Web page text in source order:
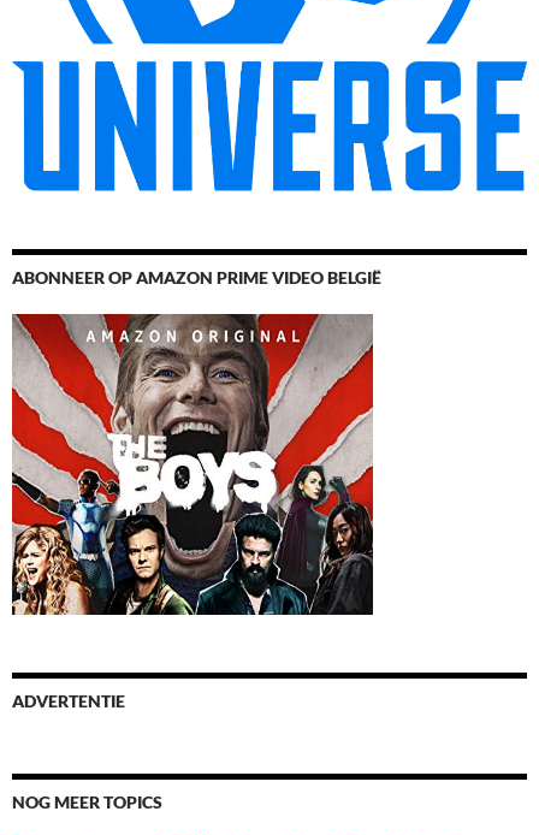
ABONNEER OP AMAZON PRIME VIDEO BELGIË
ADVERTENTIE
NOG MEER TOPICS